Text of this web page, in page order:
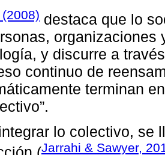
destaca que lo
y discurre a
continuo de
terminan
lo colectivo, se
Jarrahi & Sawyer,